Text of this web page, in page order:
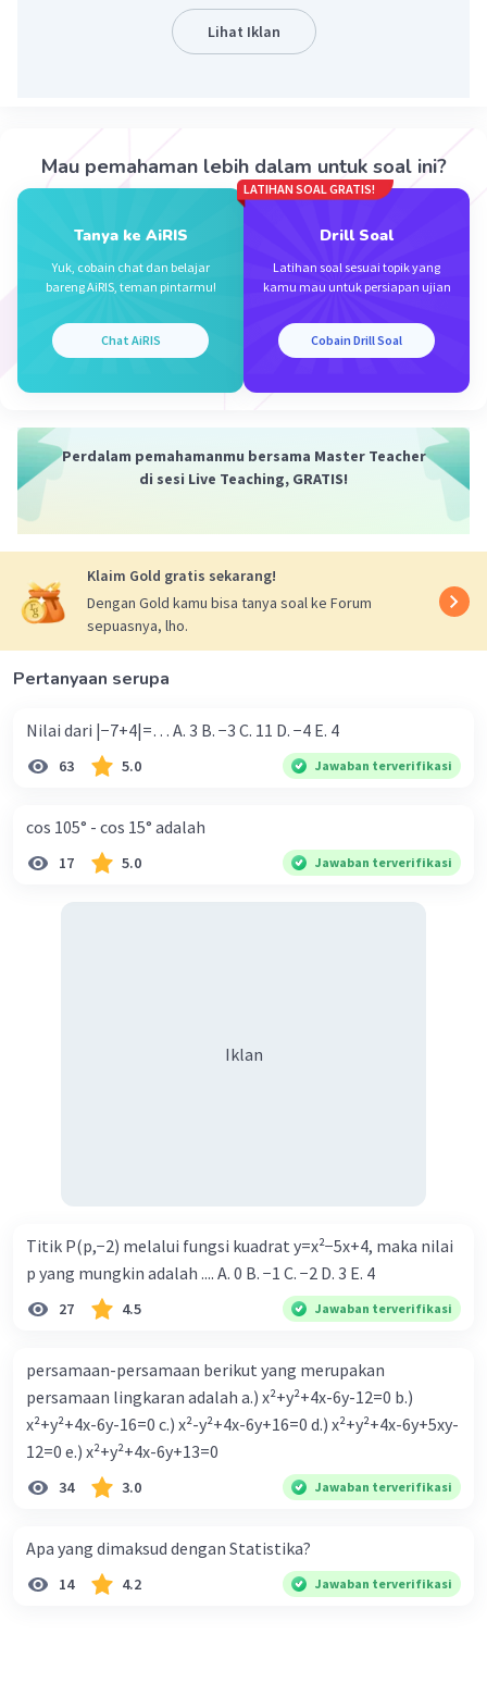
30 November 2023 07:26
makasih lek
Iklan
Lihat Iklan
Mau pemahaman lebih dalam untuk soal ini?
Tanya ke AiRIS
Yuk, cobain chat dan belajar
bareng AiRIS, teman pintarmu!
Chat AiRIS
LATIHAN SOAL GRATIS!
Drill Soal
Latihan soal sesuai topik yang
kamu mau untuk persiapan ujian
Cobain Drill Soal
Perdalam pemahamanmu bersama Master Teacher
di sesi Live Teaching, GRATIS!
Klaim Gold gratis sekarang!
Dengan Gold kamu bisa tanya soal ke Forum
sepuasnya, lho.
Pertanyaan serupa
Nilai dari |−7+4|=… A. 3 B. −3 C. 11 D. −4 E. 4
63 5.0 Jawaban terverifikasi
cos 105° - cos 15° adalah
17 5.0 Jawaban terverifikasi
Iklan
Titik P(p,−2) melalui fungsi kuadrat y=x²−5x+4, maka nilai
p yang mungkin adalah .... A. 0 B. −1 C. −2 D. 3 E. 4
27 4.5 Jawaban terverifikasi
persamaan-persamaan berikut yang merupakan
persamaan lingkaran adalah a.) x²+y²+4x-6y-12=0 b.)
x²+y²+4x-6y-16=0 c.) x²-y²+4x-6y+16=0 d.) x²+y²+4x-6y+5xy-
12=0 e.) x²+y²+4x-6y+13=0
34 3.0 Jawaban terverifikasi
Apa yang dimaksud dengan Statistika?
14 4.2 Jawaban terverifikasi